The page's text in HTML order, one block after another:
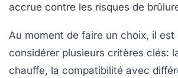
accrue contre les risques de
Au moment de faire un choix, il est
considérer plusieurs critères clés:
chauffe, la compatibilité avec